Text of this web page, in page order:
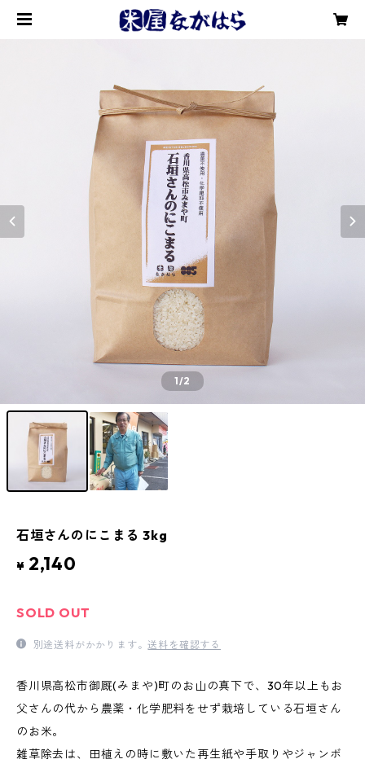
1/2
石垣さんのにこまる 3kg
¥ 2,140
SOLD OUT
別途送料がかかります。送料を確認する
香川県高松市御厩(みまや)町のお山の真下で、30年以上もお
父さんの代から農薬・化学肥料をせず栽培している石垣さん
のお米。
雑草除去は、田植えの時に敷いた再生紙や手取りやジャンボ